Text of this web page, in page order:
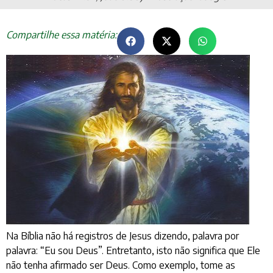
Compartilhe essa matéria:
Na Bíblia não há registros de Jesus dizendo, palavra por
palavra: “Eu sou Deus”. Entretanto, isto não significa que Ele
não tenha afirmado ser Deus. Como exemplo, tome as